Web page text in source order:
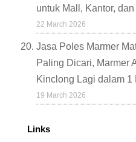
untuk Mall, Kantor,
22 March 2026
Jasa Poles Marmer
Paling Dicari, Marmer
Kinclong Lagi dalam 1
19 March 2026
Links